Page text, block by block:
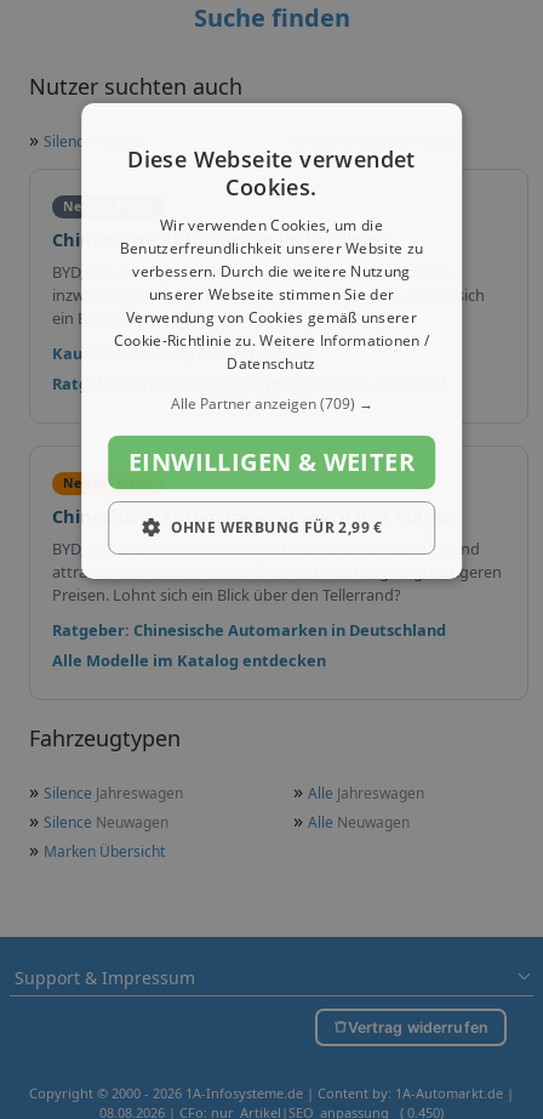
Nutzer suchten auch
» Silence Elektro
Neu im Trend
Chinesische Automarken im Vergleich
BYD, MG, XPeng und weitere chinesische Marken bieten
inzwischen Modelle in vielen Fahrzeugklassen an. Lohnt sich
ein Blick auf die Alternativen?
Kaufentscheidung & Vergleich
Ratgeber: Chinesische Automarken in Deutschland
Neu im Trend
Chinesische Automarken erobern den Markt
BYD, MG, Leapmotor, XPeng und Deepal bieten zunehmend
attraktive Alternativen – moderne Ausstattung zu günstigeren
Preisen. Lohnt sich ein Blick über den Tellerrand?
Ratgeber: Chinesische Automarken in Deutschland
Alle Modelle im Katalog entdecken
Fahrzeugtypen
» Silence Jahreswagen » Alle Jahreswagen
» Silence Neuwagen » Alle Neuwagen
» Marken Übersicht
Suche finden
Support & Impressum
Vertrag widerrufen
Copyright © 2000 - 2026 1A-Infosysteme.de | Content by: 1A-Automarkt.de |
08.08.2026 | CFo: nur_Artikel|SEO_anpassung ( 0.450)
Diese Webseite verwendet
Cookies.
Wir verwenden Cookies, um die
Benutzerfreundlichkeit unserer Website zu
verbessern. Durch die weitere Nutzung
unserer Webseite stimmen Sie der
Verwendung von Cookies gemäß unserer
Cookie-Richtlinie zu.Weitere Informationen /
Datenschutz
Alle Partner anzeigen(709) →
EINWILLIGEN & WEITER
OHNE WERBUNG FÜR 2,99 €